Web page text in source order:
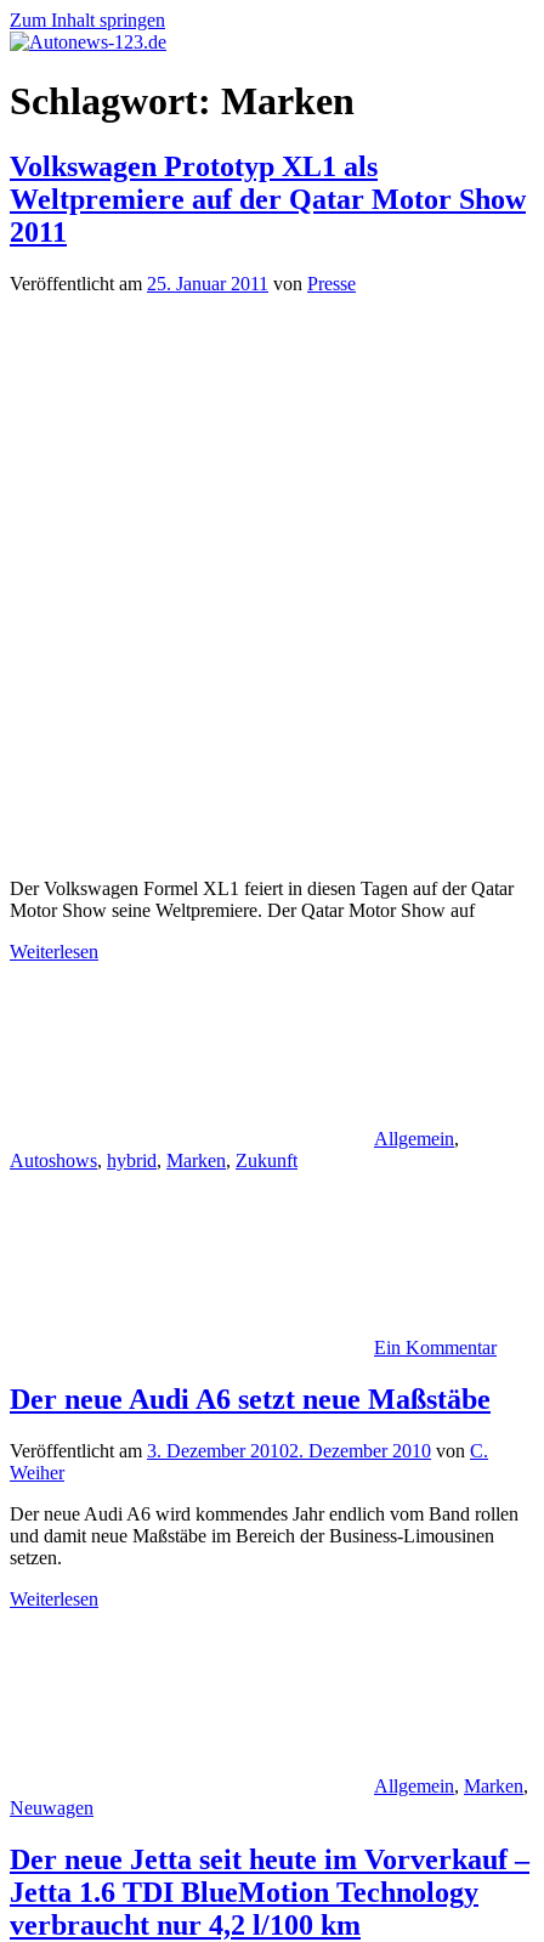
Zum Inhalt springen
Autonews-
123.de
Autonews
mit
Schlagwort: Marken
Volkswagen Prototyp XL1 als
Weltpremiere auf der Qatar Motor Show
2011
Veröffentlicht am 25. Januar 2011 von Presse
Der Volkswagen Formel XL1 feiert in diesen Tagen auf der Qatar
Motor Show seine Weltpremiere. Der Qatar Motor Show auf
Weiterlesen
Allgemein,
Autoshows, hybrid, Marken, Zukunft
Ein Kommentar
Der neue Audi A6 setzt neue Maßstäbe
Veröffentlicht am 3. Dezember 20102. Dezember 2010 von C.
Weiher
Der neue Audi A6 wird kommendes Jahr endlich vom Band rollen
und damit neue Maßstäbe im Bereich der Business-Limousinen
setzen.
Weiterlesen
Allgemein, Marken,
Neuwagen
Der neue Jetta seit heute im Vorverkauf –
Jetta 1.6 TDI BlueMotion Technology
verbraucht nur 4,2 l/100 km